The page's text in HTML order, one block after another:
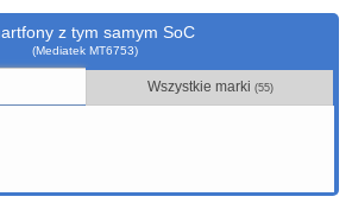
z tym samym SoC
(Mediatek MT6753)
Wszystkie marki (55)